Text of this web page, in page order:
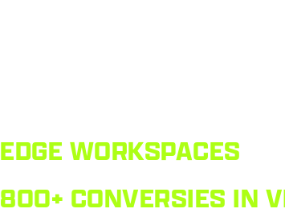
EDGE WORKSPACES
800+ CONVERSIES IN